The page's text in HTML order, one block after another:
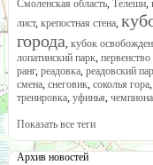
Смоленская область, Телеши,
лист, крепостная стена,
города, кубок
лопатинский парк, первенство
ранг, реадовка, реадовский
смена, снеговик, соколья гора,
тренировка, уфинья,
Показать все теги
Архив новостей